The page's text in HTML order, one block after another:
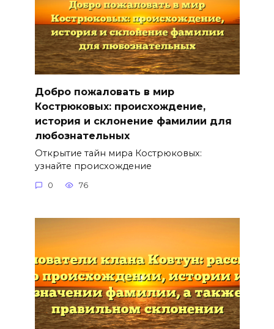
Добро пожаловать в мир
Кострюковых: происхождение,
история и склонение фамилии для
любознательных
Открытие тайн мира Кострюковых:
узнайте происхождение
0 76